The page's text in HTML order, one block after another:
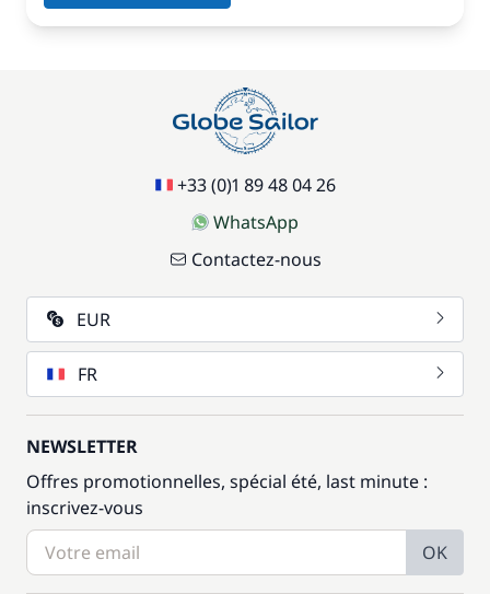
+33 (0)1 89 48 04 26
WhatsApp
Contactez-nous
EUR
FR
NEWSLETTER
Offres promotionnelles, spécial été, last minute :
inscrivez-vous
OK